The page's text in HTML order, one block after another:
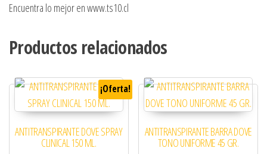
Encuentra lo mejor en www.ts10.cl
Productos relacionados
¡Oferta!
ANTITRANSPIRANTE DOVE SPRAY
CLINICAL 150 ML.
ANTITRANSPIRANTE BARRA DOVE
TONO UNIFORME 45 GR.